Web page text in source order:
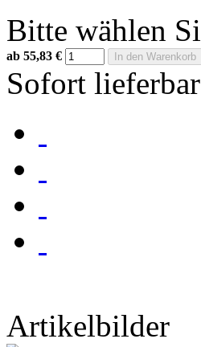
Bitte wählen
ab 55,83 € In den Warenkorb
Sofort lieferbar
Artikelbilder